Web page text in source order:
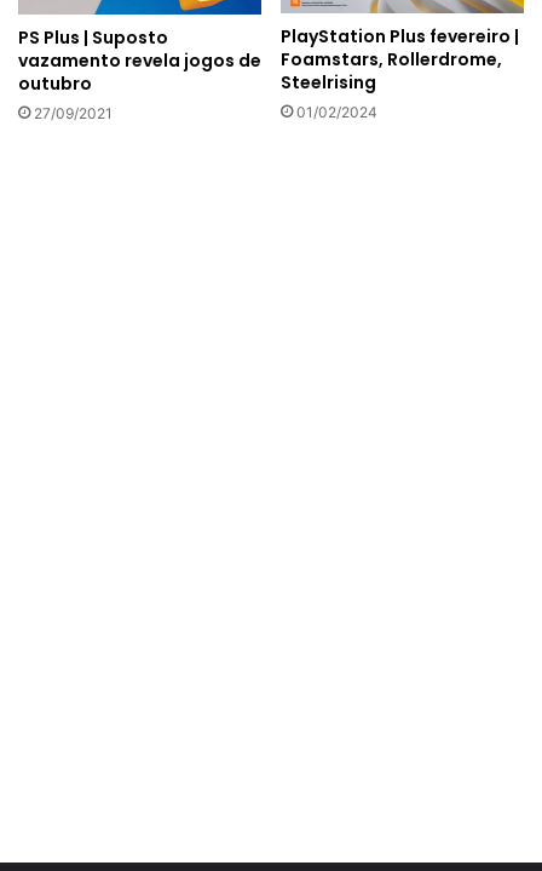
PS Plus | Suposto
vazamento revela jogos de
outubro
27/09/2021
PlayStation Plus fevereiro |
Foamstars, Rollerdrome,
Steelrising
01/02/2024